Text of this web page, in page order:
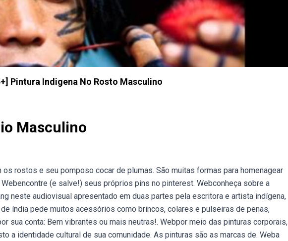
Pintura Indigena No Rosto Masculino
Masculino
rostos e seu pomposo cocar de plumas. São muitas formas para homenagear
(e salve!) seus próprios pins no pinterest. Webconheça sobre a
neste audiovisual apresentado em duas partes pela escritora e artista indígena,
índia pede muitos acessórios como brincos, colares e pulseiras de penas,
sua conta: Bem vibrantes ou mais neutras!. Webpor meio das pinturas corporais,
a identidade cultural de sua comunidade. As pinturas são as marcas de. Weba